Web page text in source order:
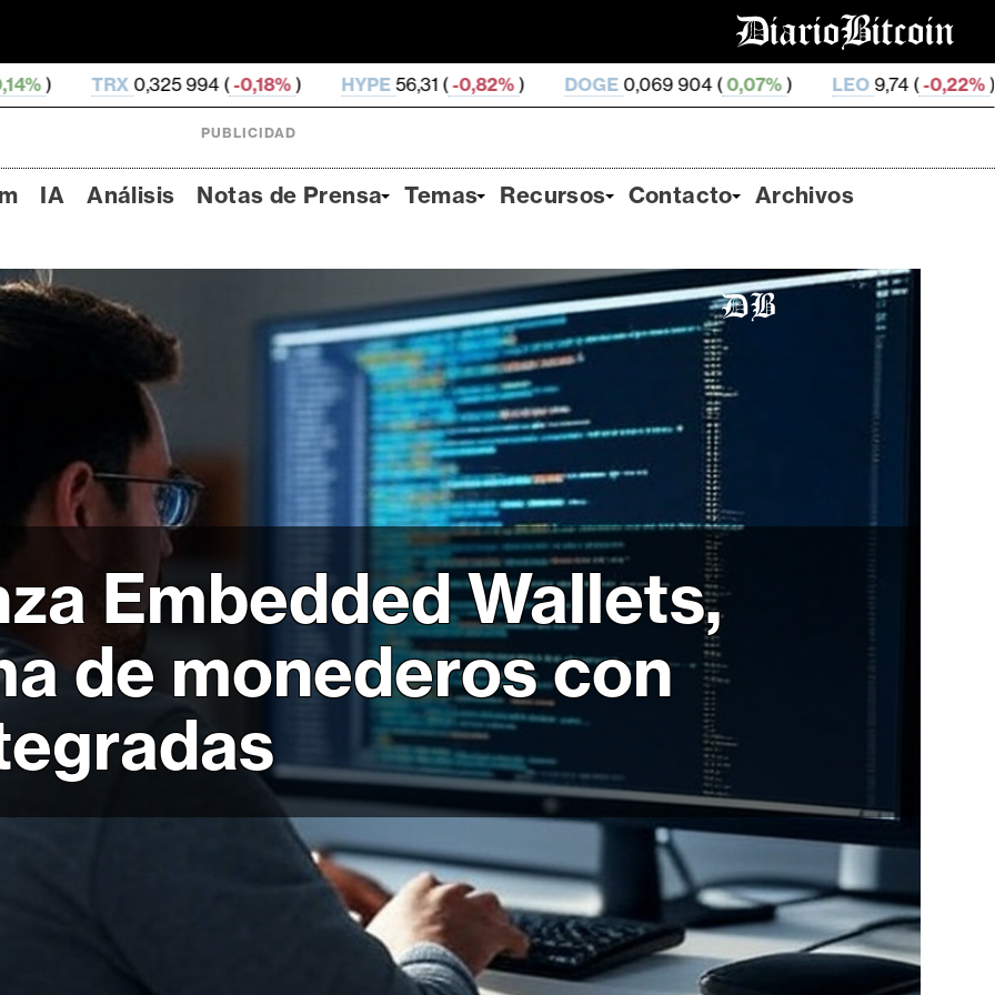
994 ( -0,18% ) HYPE56,31 (-0,82%) DOGE0,069 904 ( 0,07% ) LEO9,74 (-0,22% ZEC 508,4 (-
PUBLICIDAD
IA Análisis Notas de Prensa Temas Recursos Contacto Archivos
Embedded Wallets,
de monederos con